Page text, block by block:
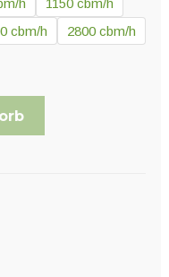
cbm/h 2800 cbm/h